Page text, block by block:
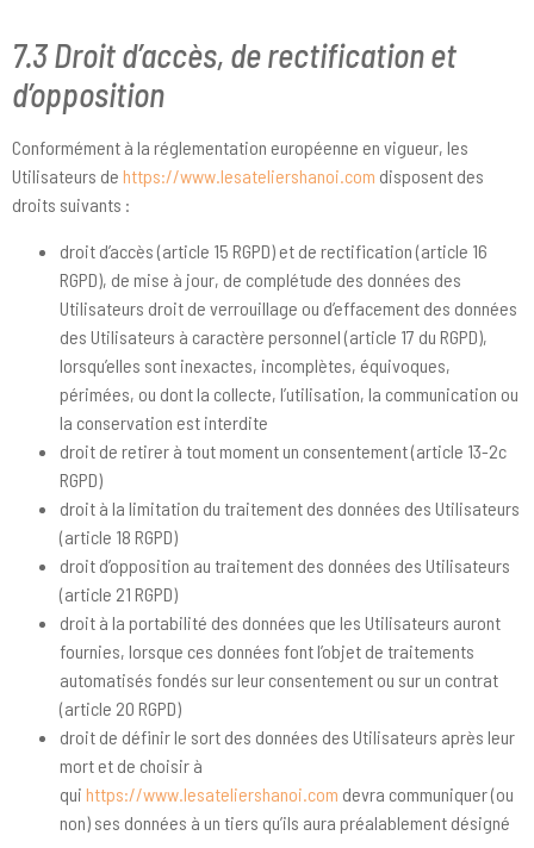
7.3 Droit d’accès, de rectification et
d’opposition
Conformément à la réglementation européenne en vigueur, les
Utilisateurs de https://www.lesateliershanoi.com disposent des
droits suivants :
droit d’accès (article 15 RGPD) et de rectification (article 16
RGPD), de mise à jour, de complétude des données des
Utilisateurs droit de verrouillage ou d’effacement des données
des Utilisateurs à caractère personnel (article 17 du RGPD),
lorsqu’elles sont inexactes, incomplètes, équivoques,
périmées, ou dont la collecte, l’utilisation, la communication ou
la conservation est interdite
droit de retirer à tout moment un consentement (article 13-2c
RGPD)
droit à la limitation du traitement des données des Utilisateurs
(article 18 RGPD)
droit d’opposition au traitement des données des Utilisateurs
(article 21 RGPD)
droit à la portabilité des données que les Utilisateurs auront
fournies, lorsque ces données font l’objet de traitements
automatisés fondés sur leur consentement ou sur un contrat
(article 20 RGPD)
droit de définir le sort des données des Utilisateurs après leur
mort et de choisir à
qui https://www.lesateliershanoi.com devra communiquer (ou
non) ses données à un tiers qu’ils aura préalablement désigné